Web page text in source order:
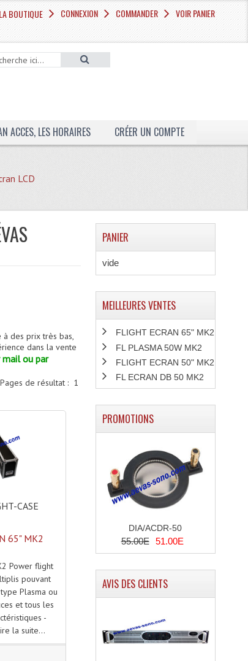
LA BOUTIQUE CONNEXION COMMANDER VOIR PANIER
ACCES, LES HORAIRES CRÉER UN COMPTE
LCD
à des prix très bas,
dans la vente
ou par
Pages de résultat : 1
CASE
65" MK2
Power flight
pouvant
Plasma ou
et tous les
-
la suite...
PANIER
vide
MEILLEURES VENTES
FLIGHT ECRAN 65" MK2
FL PLASMA 50W MK2
FLIGHT ECRAN 50" MK2
FL ECRAN DB 50 MK2
PROMOTIONS
DIA/ACDR-50
55.00E 51.00E
AVIS DES CLIENTS